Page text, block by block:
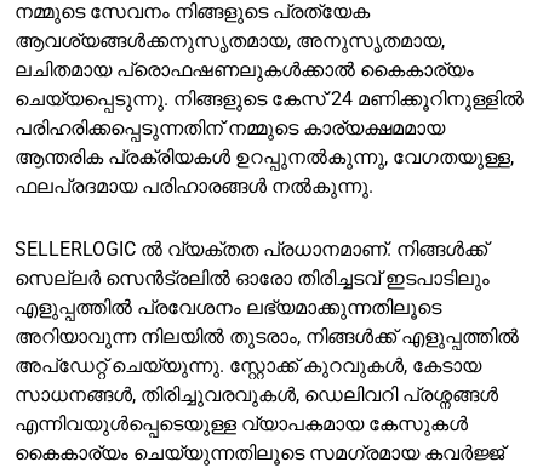
നമ്മുടെ സേവനം നിങ്ങളുടെ പ്രത്യേക
ആവശ്യങ്ങൾക്കനുസൃതമായ, അനുസൃതമായ,
ലചിതമായ പ്രൊഫഷണലുകൾക്കാൽ കൈകാര്യം
ചെയ്യപ്പെടുന്നു. നിങ്ങളുടെ കേസ് 24 മണിക്കൂറിനുള്ളിൽ
പരിഹരിക്കപ്പെടുന്നതിന് നമ്മുടെ കാര്യക്ഷമമായ
ആന്തരിക പ്രക്രിയകൾ ഉറപ്പുനൽകുന്നു, വേഗതയുള്ള,
ഫലപ്രദമായ പരിഹാരങ്ങൾ നൽകുന്നു.
SELLERLOGIC ൽ വ്യക്തത പ്രധാനമാണ്. നിങ്ങൾക്ക്
സെല്ലർ സെൻട്രലിൽ ഓരോ തിരിച്ചടവ് ഇടപാടിലും
എളുപ്പത്തിൽ പ്രവേശനം ലഭ്യമാക്കുന്നതിലൂടെ
അറിയാവുന്ന നിലയിൽ തുടരാം, നിങ്ങൾക്ക് എളുപ്പത്തിൽ
അപ്ഡേറ്റ് ചെയ്യുന്നു. സ്റ്റോക്ക് കുറവുകൾ, കേടായ
സാധനങ്ങൾ, തിരിച്ചുവരവുകൾ, ഡെലിവറി പ്രശ്നങ്ങൾ
എന്നിവയുൾപ്പെടെയുള്ള വ്യാപകമായ കേസുകൾ
കൈകാര്യം ചെയ്യുന്നതിലൂടെ സമഗ്രമായ കവർജ്ജ്